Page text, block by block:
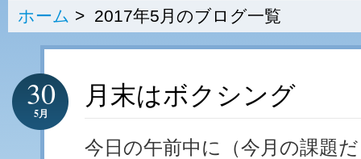
ホーム > 2017年5月のブログ一覧
月末はボクシング
30
5月
今日の午前中に（今月の課題